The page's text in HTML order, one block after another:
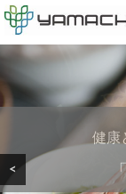
健康
美
<